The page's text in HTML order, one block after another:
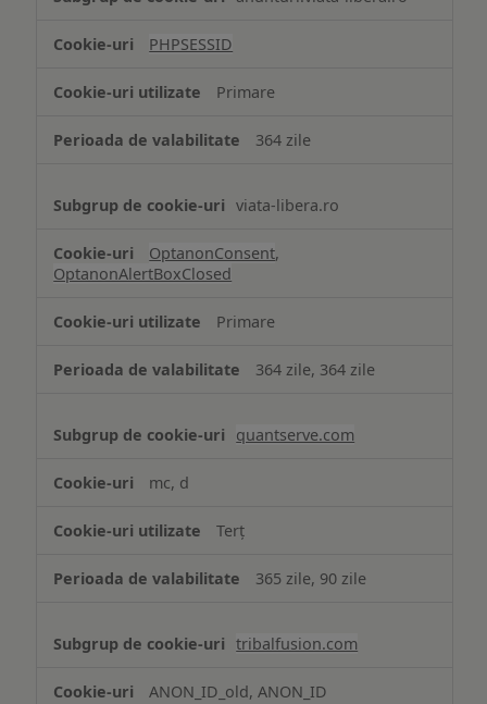
de
Cookie
necesare
PHPSESSID
Primare
364 zile
viata-libera.ro
OptanonConsent,
OptanonAlertBoxClosed
Primare
364 zile, 364 zile
quantserve.com
mc, d
Terț
365 zile, 90 zile
tribalfusion.com
ANON_ID_old, ANON_ID